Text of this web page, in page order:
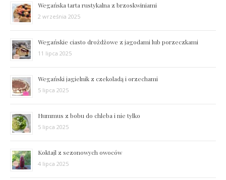
Wegańska tarta rustykalna z brzoskwiniami
2 września 2025
Wegańskie ciasto drożdżowe z jagodami lub porzeczkami
11 lipca 2025
Wegański jagielnik z czekoladą i orzechami
5 lipca 2025
Hummus z bobu do chleba i nie tylko
5 lipca 2025
Koktajl z sezonowych owoców
4 lipca 2025